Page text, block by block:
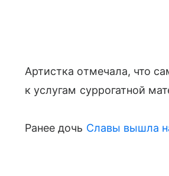
Артистка отмечала, что
к услугам суррогатной
Ранее дочь Славы вышла